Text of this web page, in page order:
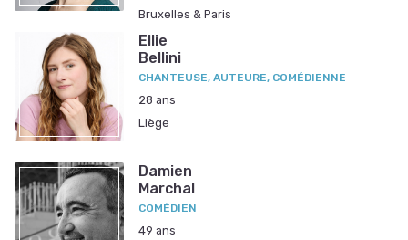
Bruxelles & Paris
Ellie
Bellini
CHANTEUSE, AUTEURE, COMÉDIENNE
28 ans
Liège
Damien
Marchal
COMÉDIEN
49 ans